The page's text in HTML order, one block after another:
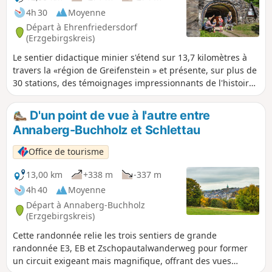
une bibliothèque.Il continue ensuite en passant par les
étangs Kaiser- et Gondelteich jusqu’à la Drei-Brüder-Höhe,
où se trouvent une tour d’observation et un lieu de
restauration.Le parcours passe ensuite par
Großrückerswalde, avec son église fortifiée, puis vers les
étangs de pêche, qui invitent à faire une pause.En
empruntant d'anciens chemins et l'ancienne voie ferrée, le
circuit revient enfin à Marienberg.
4h 30
Moyenne
Départ à Ehrenfriedersdorf
(Erzgebirgskreis)
Le sentier didactique minier s'étend sur 13,7 kilomètres à
travers la «région de Greifenstein » et présente, sur plus de
30 stations, des témoignages impressionnants de l'histoire
minière ainsi que des traces dans la nature, le paysage et la
culture.D'un point de vue à l'autre entre
Annaberg-Buchholz et Schlettau
Office de tourisme
13,00 km
+338 m
-337 m
4h 40
Moyenne
Départ à Annaberg-Buchholz
(Erzgebirgskreis)
Cette randonnée relie les trois sentiers de grande
randonnée E3, EB et Zschopautalwanderweg pour former
un circuit exigeant mais magnifique, offrant des vues